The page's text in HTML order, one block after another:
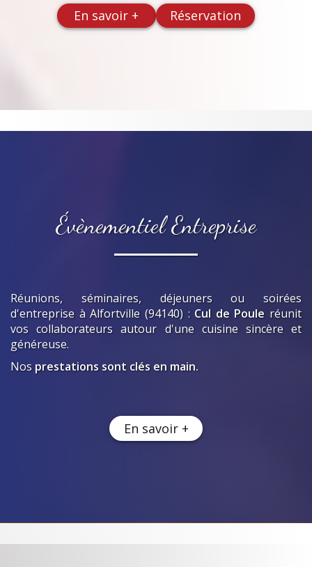
En savoir + Réservation
Évènementiel Entreprise
Réunions, séminaires, déjeuners ou soirées
d'entreprise à Alfortville (94140): Cul de Poule réunit
vos collaborateurs autour d'une cuisine sincère et
généreuse.
Nos prestations sont clés en main.
En savoir +